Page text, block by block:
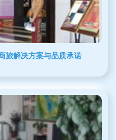
旅解决方案与品质承诺